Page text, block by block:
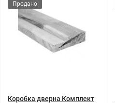
Продано
Коробка дверна Комплект